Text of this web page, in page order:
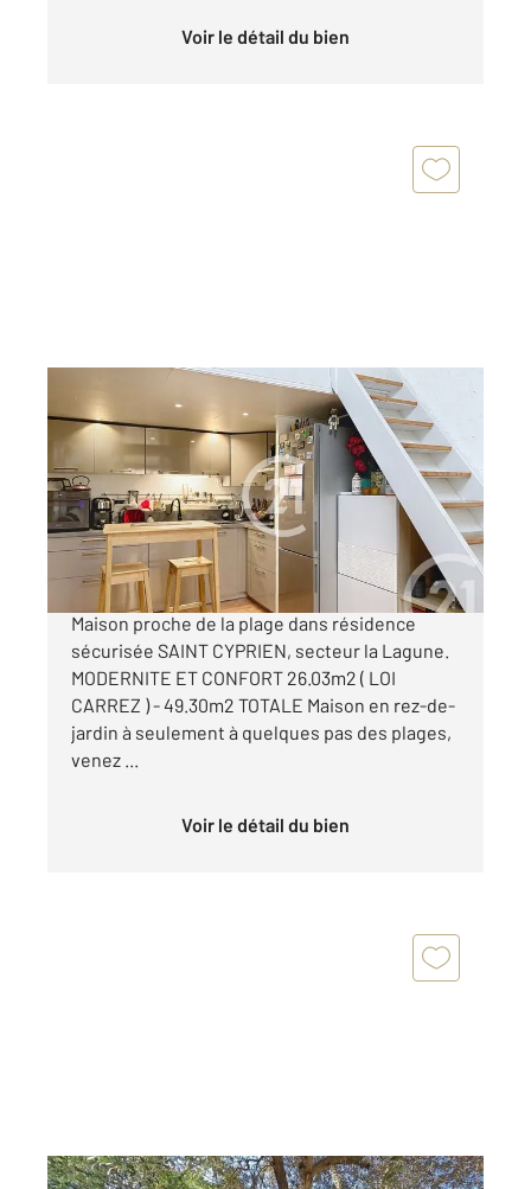
Voir le détail du bien
ST CYPRIEN 66
49,30 m , 2 pièces
Ref : 6021
Maison à vendre
155 000 €
A VENDRE SAINT CYPRIEN PLAGE Charmante
Maison proche de la plage dans résidence
sécurisée SAINT CYPRIEN, secteur la Lagune.
MODERNITE ET CONFORT 26.03m2 ( LOI
CARREZ ) - 49.30m2 TOTALE Maison en rez-de-
jardin à seulement à quelques pas des plages,
venez ...
Voir le détail du bien